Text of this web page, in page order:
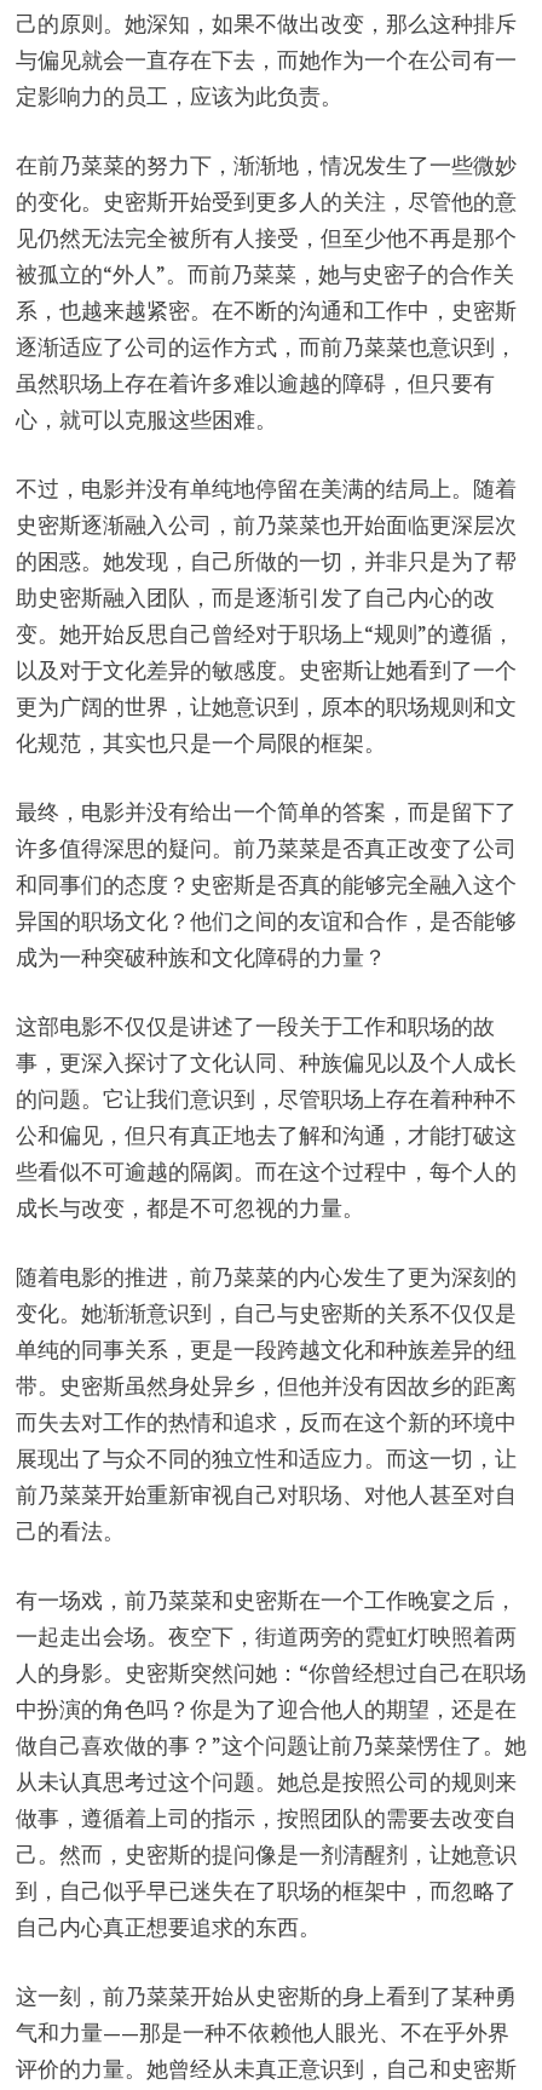
己的原则。她深知，如果不做出改变，那么这种排斥
与偏见就会一直存在下去，而她作为一个在公司有一
定影响力的员工，应该为此负责。
在前乃菜菜的努力下，渐渐地，情况发生了一些微妙
的变化。史密斯开始受到更多人的关注，尽管他的意
见仍然无法完全被所有人接受，但至少他不再是那个
被孤立的“外人”。而前乃菜菜，她与史密子的合作关
系，也越来越紧密。在不断的沟通和工作中，史密斯
逐渐适应了公司的运作方式，而前乃菜菜也意识到，
虽然职场上存在着许多难以逾越的障碍，但只要有
心，就可以克服这些困难。
不过，电影并没有单纯地停留在美满的结局上。随着
史密斯逐渐融入公司，前乃菜菜也开始面临更深层次
的困惑。她发现，自己所做的一切，并非只是为了帮
助史密斯融入团队，而是逐渐引发了自己内心的改
变。她开始反思自己曾经对于职场上“规则”的遵循，
以及对于文化差异的敏感度。史密斯让她看到了一个
更为广阔的世界，让她意识到，原本的职场规则和文
化规范，其实也只是一个局限的框架。
最终，电影并没有给出一个简单的答案，而是留下了
许多值得深思的疑问。前乃菜菜是否真正改变了公司
和同事们的态度？史密斯是否真的能够完全融入这个
异国的职场文化？他们之间的友谊和合作，是否能够
成为一种突破种族和文化障碍的力量？
这部电影不仅仅是讲述了一段关于工作和职场的故
事，更深入探讨了文化认同、种族偏见以及个人成长
的问题。它让我们意识到，尽管职场上存在着种种不
公和偏见，但只有真正地去了解和沟通，才能打破这
些看似不可逾越的隔阂。而在这个过程中，每个人的
成长与改变，都是不可忽视的力量。
随着电影的推进，前乃菜菜的内心发生了更为深刻的
变化。她渐渐意识到，自己与史密斯的关系不仅仅是
单纯的同事关系，更是一段跨越文化和种族差异的纽
带。史密斯虽然身处异乡，但他并没有因故乡的距离
而失去对工作的热情和追求，反而在这个新的环境中
展现出了与众不同的独立性和适应力。而这一切，让
前乃菜菜开始重新审视自己对职场、对他人甚至对自
己的看法。
有一场戏，前乃菜菜和史密斯在一个工作晚宴之后，
一起走出会场。夜空下，街道两旁的霓虹灯映照着两
人的身影。史密斯突然问她：“你曾经想过自己在职场
中扮演的角色吗？你是为了迎合他人的期望，还是在
做自己喜欢做的事？”这个问题让前乃菜菜愣住了。她
从未认真思考过这个问题。她总是按照公司的规则来
做事，遵循着上司的指示，按照团队的需要去改变自
己。然而，史密斯的提问像是一剂清醒剂，让她意识
到，自己似乎早已迷失在了职场的框架中，而忽略了
自己内心真正想要追求的东西。
这一刻，前乃菜菜开始从史密斯的身上看到了某种勇
气和力量——那是一种不依赖他人眼光、不在乎外界
评价的力量。她曾经从未真正意识到，自己和史密斯